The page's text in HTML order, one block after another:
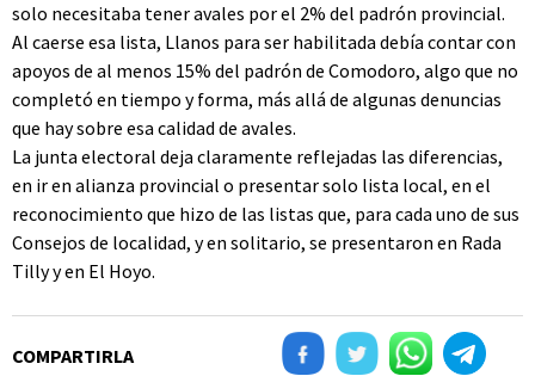
solo necesitaba tener avales por el 2% del padrón provincial.
Al caerse esa lista, Llanos para ser habilitada debía contar con
apoyos de al menos 15% del padrón de Comodoro, algo que no
completó en tiempo y forma, más allá de algunas denuncias
que hay sobre esa calidad de avales.
La junta electoral deja claramente reflejadas las diferencias,
en ir en alianza provincial o presentar solo lista local, en el
reconocimiento que hizo de las listas que, para cada uno de sus
Consejos de localidad, y en solitario, se presentaron en Rada
Tilly y en El Hoyo.
COMPARTIRLA